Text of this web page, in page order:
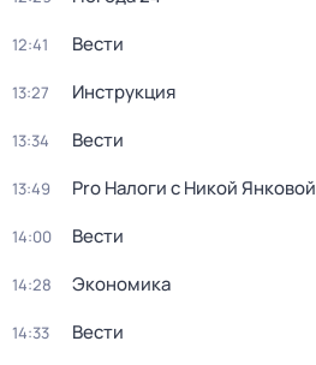
12:41 Вести
13:27 Инструкция
13:34 Вести
13:49 Pro Налоги с Никой Янковой
14:00 Вести
14:28 Экономика
14:33 Вести